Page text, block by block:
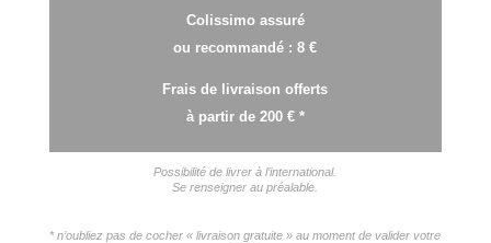
Colissimo assuré
ou recommandé : 8 €
Frais de livraison offerts
à partir de 200 € *
Possibilité de livrer à l’international.
Se renseigner au préalable.
* n’oubliez pas de cocher « livraison gratuite » au moment de valider votre